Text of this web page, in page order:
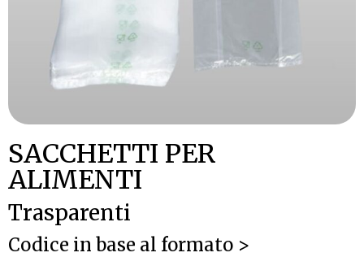
SACCHETTI PER
ALIMENTI
Trasparenti
Codice in base al formato >